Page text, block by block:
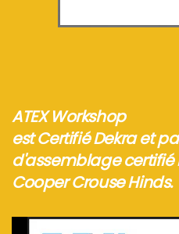
ATEX Workshop
est Certifié Dekra et
d'assemblage certifié
Cooper Crouse Hinds.